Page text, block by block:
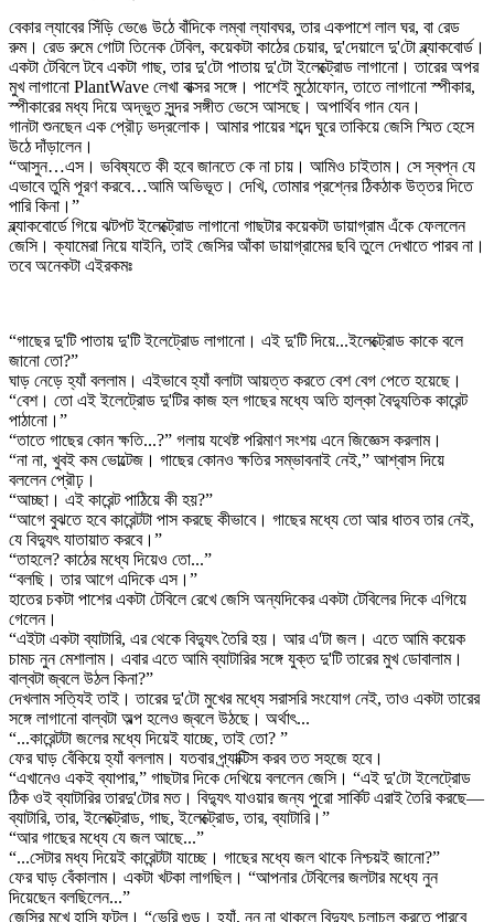
বেকার ল্যাবের সিঁড়ি ভেঙে উঠে বাঁদিকে লম্বা ল্যাবঘর, তার একপাশে লাল ঘর, বা রেড
রুম। রেড রুমে গোটা তিনেক টেবিল, কয়েকটা কাঠের চেয়ার, দু'দেয়ালে দু'টো ব্ল্যাকবোর্ড।
একটা টেবিলে টবে একটা গাছ, তার দু'টো পাতায় দু'টো ইলেক্ট্রোড লাগানো। তারের অপর
মুখ লাগানো PlantWave লেখা বাক্সর সঙ্গে। পাশেই মুঠোফোন, তাতে লাগানো স্পীকার,
স্পীকারের মধ্য দিয়ে অদ্ভুত সুন্দর সঙ্গীত ভেসে আসছে। অপার্থিব গান যেন।
গানটা শুনছেন এক প্রৌঢ় ভদ্রলোক। আমার পায়ের শব্দে ঘুরে তাকিয়ে জেসি স্মিত হেসে
উঠে দাঁড়ালেন।
“আসুন…এস। ভবিষ্যতে কী হবে জানতে কে না চায়। আমিও চাইতাম। সে স্বপ্ন যে
এভাবে তুমি পূরণ করবে…আমি অভিভূত। দেখি, তোমার প্রশ্নের ঠিকঠাক উত্তর দিতে
পারি কিনা।”
ব্ল্যাকবোর্ডে গিয়ে ঝটপট ইলেক্ট্রোড লাগানো গাছটার কয়েকটা ডায়াগ্রাম এঁকে ফেললেন
জেসি। ক্যামেরা নিয়ে যাইনি, তাই জেসির আঁকা ডায়াগ্রামের ছবি তুলে দেখাতে পারব না।
তবে অনেকটা এইরকমঃ
“গাছের দু'টি পাতায় দু'টি ইলেট্রোড লাগানো। এই দু'টি দিয়ে...ইলেক্ট্রোড কাকে বলে
জানো তো?”
ঘাড় নেড়ে হ্যাঁ বললাম। এইভাবে হ্যাঁ বলাটা আয়ত্ত করতে বেশ বেগ পেতে হয়েছে।
“বেশ। তো এই ইলেট্রোড দু'টির কাজ হল গাছের মধ্যে অতি হাল্কা বৈদ্যুতিক কারেন্ট
পাঠানো।”
“তাতে গাছের কোন ক্ষতি...?” গলায় যথেষ্ট পরিমাণ সংশয় এনে জিজ্ঞেস করলাম।
“না না, খুবই কম ভোল্টেজ। গাছের কোনও ক্ষতির সম্ভাবনাই নেই,” আশ্বাস দিয়ে
বললেন প্রৌঢ়।
“আচ্ছা। এই কারেন্ট পাঠিয়ে কী হয়?”
“আগে বুঝতে হবে কারেন্টটা পাস করছে কীভাবে। গাছের মধ্যে তো আর ধাতব তার নেই,
যে বিদ্যুৎ যাতায়াত করবে।”
“তাহলে? কাঠের মধ্যে দিয়েও তো...”
“বলছি। তার আগে এদিকে এস।”
হাতের চকটা পাশের একটা টেবিলে রেখে জেসি অন্যদিকের একটা টেবিলের দিকে এগিয়ে
গেলেন।
“এইটা একটা ব্যাটারি, এর থেকে বিদ্যুৎ তৈরি হয়। আর এ'টা জল। এতে আমি কয়েক
চামচ নুন মেশালাম। এবার এতে আমি ব্যাটারির সঙ্গে যুক্ত দু'টি তারের মুখ ডোবালাম।
বাল্বটা জ্বলে উঠল কিনা?”
দেখলাম সত্যিই তাই। তারের দু'টো মুখের মধ্যে সরাসরি সংযোগ নেই, তাও একটা তারের
সঙ্গে লাগানো বাল্বটা অল্প হলেও জ্বলে উঠছে। অর্থাৎ...
“...কারেন্টটা জলের মধ্যে দিয়েই যাচ্ছে, তাই তো? ”
ফের ঘাড় বেঁকিয়ে হ্যাঁ বললাম। যতবার প্র্যাক্টিস করব তত সহজে হবে।
“এখানেও একই ব্যাপার,” গাছটার দিকে দেখিয়ে বললেন জেসি। “এই দু'টো ইলেট্রোড
ঠিক ওই ব্যাটারির তারদু'টোর মত। বিদ্যুৎ যাওয়ার জন্য পুরো সার্কিট এরাই তৈরি করছে—
ব্যাটারি, তার, ইলেক্ট্রোড, গাছ, ইলেক্ট্রোড, তার, ব্যাটারি।”
“আর গাছের মধ্যে যে জল আছে...”
“...সেটার মধ্য দিয়েই কারেন্টটা যাচ্ছে। গাছের মধ্যে জল থাকে নিশ্চয়ই জানো?”
ফের ঘাড় বেঁকালাম। একটা খটকা লাগছিল। “আপনার টেবিলের জলটার মধ্যে নুন
দিয়েছেন বলছিলেন...”
জেসির মুখে হাসি ফুটল। “ভেরি গুড। হ্যাঁ, নুন না থাকলে বিদ্যুৎ চলাচল করতে পারবে